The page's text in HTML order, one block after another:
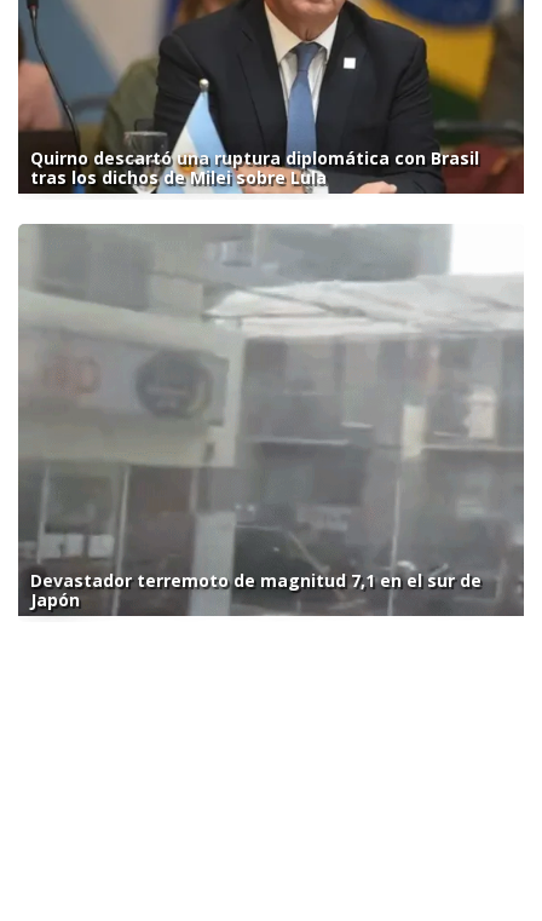
Quirno descartó una ruptura diplomática con Brasil
tras los dichos de Milei sobre Lula
Devastador terremoto de magnitud 7,1 en el sur de
Japón